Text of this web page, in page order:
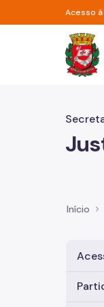
Pular para oAcesso
Início